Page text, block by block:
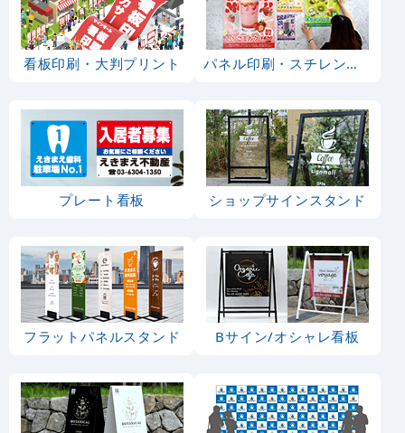
看板印刷・大判プリント パネル印刷・スチレンボード
プレート看板 ショップサインスタンド
フラットパネルスタンド Bサイン/オシャレ看板